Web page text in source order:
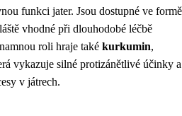
funkci jater. Jsou dostupné ve formě
vhodné při dlouhodobé léčbě
roli hraje také kurkumin,
vykazuje silné protizánětlivé účinky a
v játrech.